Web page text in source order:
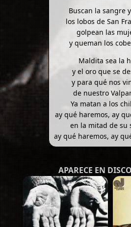
Buscan la sangre
los lobos de San
golpean las
y queman los
Maldita sea la
y el oro que se
y para qué nos
de nuestro
Ya matan a los
ay qué haremos, ay
en la mitad de su
ay qué haremos, ay
APARECE EN